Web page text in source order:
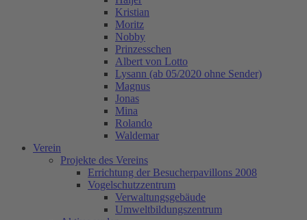
Kristian
Moritz
Nobby
Prinzesschen
Albert von Lotto
Lysann (ab 05/2020 ohne Sender)
Magnus
Jonas
Mina
Rolando
Waldemar
Verein
Projekte des Vereins
Errichtung der Besucherpavillons 2008
Vogelschutzzentrum
Verwaltungsgebäude
Umweltbildungszentrum